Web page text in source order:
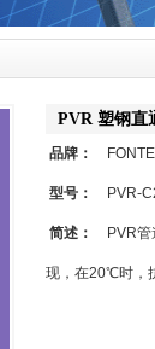
PVR 塑钢直
品牌：
型号： PVR-
简述： PVR管
现，在20℃时，